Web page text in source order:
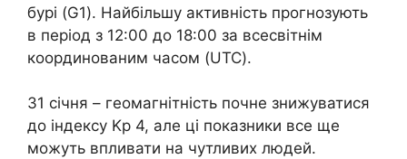
бурі (G1). Найбільшу активність прогнозують
в період з 12:00 до 18:00 за всесвітнім
координованим часом (UTC).
31 січня – геомагнітність почне знижуватися
до індексу Kp 4, але ці показники все ще
можуть впливати на чутливих людей.